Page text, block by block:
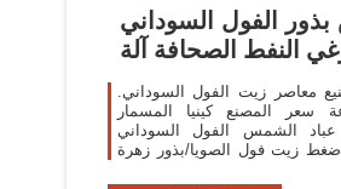
الفول السوداني
النفط الصحافة آلة
معاصر زيت الفول السوداني.
ساعة سعر المصنع كينيا المسمار
عباد الشمس الفول السوداني
ضغط زيت فول الصويا/بذور زهرة